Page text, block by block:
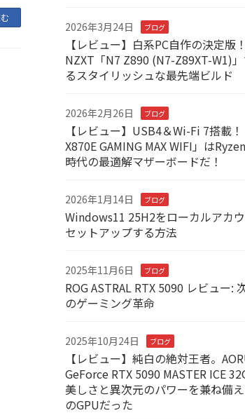
2026年3月24日 ブログ
【レビュー】白系PC自作の決定版！
NZXT「N7 Z890 (N7-Z89XT-W1)
るスタイリッシュな最先端ビルド
2026年2月26日 ブログ
【レビュー】USB4＆Wi-Fi 7搭載
X870E GAMING MAX WIFI」は
時代の最適解マザーボードだ！
2026年1月14日 ブログ
Windows11 25H2をローカルアカ
セットアップする方法
2025年11月6日 ブログ
ROG ASTRAL RTX 5090 レビュー:
のゲーミング革命
2025年10月24日 ブログ
【レビュー】純白の絶対王者。
GeForce RTX 5090 MASTER ICE
美しさと異次元のパワーを兼ね備
のGPUだった